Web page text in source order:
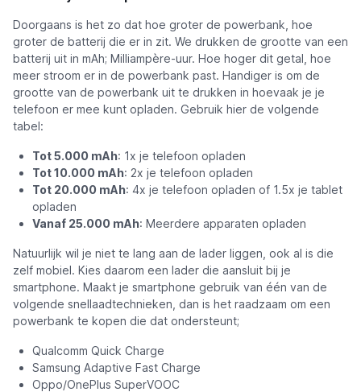
Doorgaans is het zo dat hoe groter de powerbank, hoe
groter de batterij die er in zit. We drukken de grootte van een
batterij uit in mAh; Milliampère-uur. Hoe hoger dit getal, hoe
meer stroom er in de powerbank past. Handiger is om de
grootte van de powerbank uit te drukken in hoevaak je je
telefoon er mee kunt opladen. Gebruik hier de volgende
tabel:
Tot 5.000 mAh: 1x je telefoon opladen
Tot 10.000 mAh: 2x je telefoon opladen
Tot 20.000 mAh: 4x je telefoon opladen of 1.5x je tablet
opladen
Vanaf 25.000 mAh: Meerdere apparaten opladen
Natuurlijk wil je niet te lang aan de lader liggen, ook al is die
zelf mobiel. Kies daarom een lader die aansluit bij je
smartphone. Maakt je smartphone gebruik van één van de
volgende snellaadtechnieken, dan is het raadzaam om een
powerbank te kopen die dat ondersteunt;
Qualcomm Quick Charge
Samsung Adaptive Fast Charge
Oppo/OnePlus SuperVOOC